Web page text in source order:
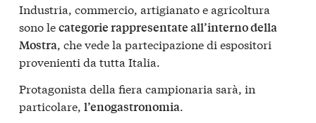
Industria, commercio, artigianato e agricoltura
sono lecategorie rappresentate all’interno della
Mostra, che vede la partecipazione di espositori
provenienti da tutta Italia.
Protagonista della fiera campionaria sarà, in
particolare, l’enogastronomia.